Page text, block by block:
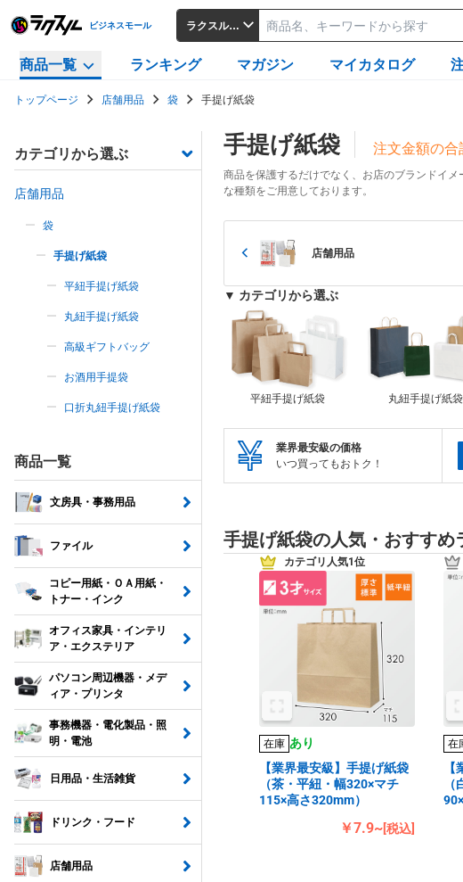
ビジネスモール ラクスルビジネスモール
商品一覧 ランキング マガジン マイカタログ
トップページ 店舗用品 袋 手提げ紙袋
カテゴリから選ぶ
店舗用品
袋
手提げ紙袋
平紐手提げ紙袋
丸紐手提げ紙袋
高級ギフトバッグ
お酒用手提袋
口折丸紐手提げ紙袋
商品一覧
文房具・事務用品
ファイル
コピー用紙・ＯＡ用紙・
トナー・インク
オフィス家具・インテリ
ア・エクステリア
パソコン周辺機器・メデ
ィア・プリンタ
事務機器・電化製品・照
明・電池
日用品・生活雑貨
ドリンク・フード
店舗用品
手提げ紙袋 注文金額の
商品を保護するだけでなく、お店のブランドイ
な種類をご用意しております。
店舗用品
▼ カテゴリから選ぶ
平紐手提げ紙袋 丸紐手提げ紙袋
業界最安級の価格
いつ買ってもおトク！
手提げ紙袋の人気・おすすめ
カテゴリ人気1位
在庫 あり
【業界最安級】手提げ紙袋
（茶・平紐・幅320×マチ
115×高さ320mm）
￥7.9~[税込]
在